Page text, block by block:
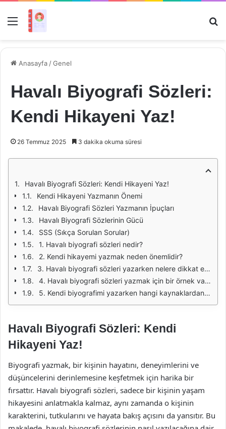
Menü
Anasayfa /Genel
Havalı Biyografi Sözleri:
Kendi Hikayeni Yaz!
26 Temmuz 2025 3 dakika okuma süresi
Havalı Biyografi Sözleri: Kendi Hikayeni Yaz!
Kendi Hikayeni Yazmanın Önemi
Havalı Biyografi Sözleri Yazmanın İpuçları
Havalı Biyografi Sözlerinin Gücü
SSS (Sıkça Sorulan Sorular)
1. Havalı biyografi sözleri nedir?
2. Kendi hikayemi yazmak neden önemlidir?
3. Havalı biyografi sözleri yazarken nelere dikkat etmeliyim?
4. Havalı biyografi sözleri yazmak için bir örnek var mı?
5. Kendi biyografimi yazarken hangi kaynaklardan faydalanabilirim?
Havalı Biyografi Sözleri: Kendi
Hikayeni Yaz!
Biyografi yazmak, bir kişinin hayatını, deneyimlerini ve
düşüncelerini derinlemesine keşfetmek için harika bir
fırsattır. Havalı biyografi sözleri, sadece bir kişinin yaşam
hikayesini anlatmakla kalmaz, aynı zamanda o kişinin
karakterini, tutkularını ve hayata bakış açısını da yansıtır. Bu